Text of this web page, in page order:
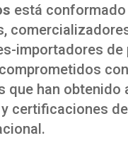
está
importadores de
que han obtenido
certificaciones